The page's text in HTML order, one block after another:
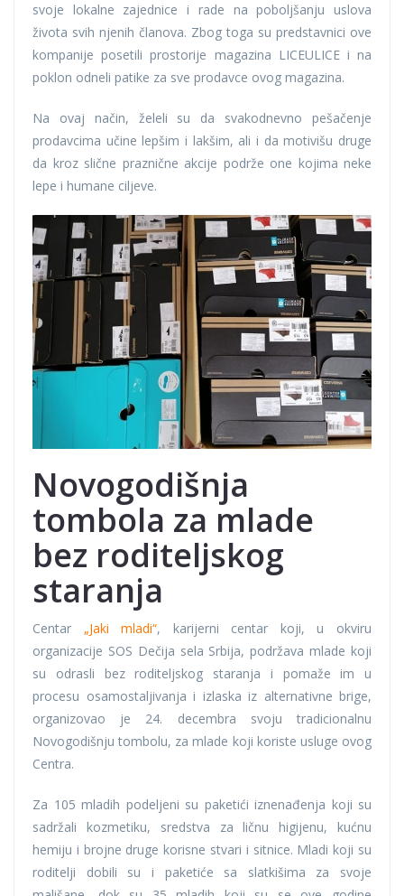
svoje lokalne zajednice i rade na poboljšanju uslova
života svih njenih članova. Zbog toga su predstavnici ove
kompanije posetili prostorije magazina LICEULICE i na
poklon odneli patike za sve prodavce ovog magazina.
Na ovaj način, želeli su da svakodnevno pešačenje
prodavcima učine lepšim i lakšim, ali i da motivišu druge
da kroz slične praznične akcije podrže one kojima neke
lepe i humane ciljeve.
Novogodišnja
tombola za mlade
bez roditeljskog
staranja
Centar „Jaki mladi“, karijerni centar koji, u okviru
organizacije SOS Dečija sela Srbija, podržava mlade koji
su odrasli bez roditeljskog staranja i pomaže im u
procesu osamostaljivanja i izlaska iz alternativne brige,
organizovao je 24. decembra svoju tradicionalnu
Novogodišnju tombolu, za mlade koji koriste usluge ovog
Centra.
Za 105 mladih podeljeni su paketići iznenađenja koji su
sadržali kozmetiku, sredstva za ličnu higijenu, kućnu
hemiju i brojne druge korisne stvari i sitnice. Mladi koji su
roditelji dobili su i paketiće sa slatkišima za svoje